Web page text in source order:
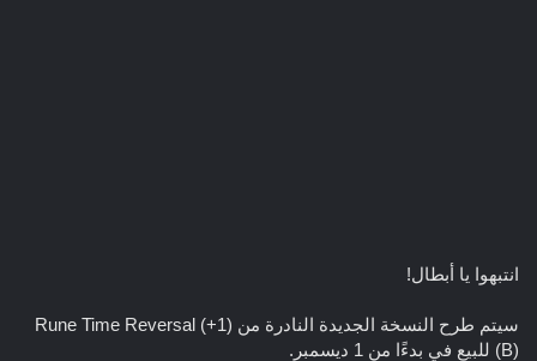
انتبهوا يا أبطال!
سيتم طرح النسخة الجديدة النادرة من Rune Time Reversal (+1)
(B) للبيع في
بدءًا من 1 ديسمبر.